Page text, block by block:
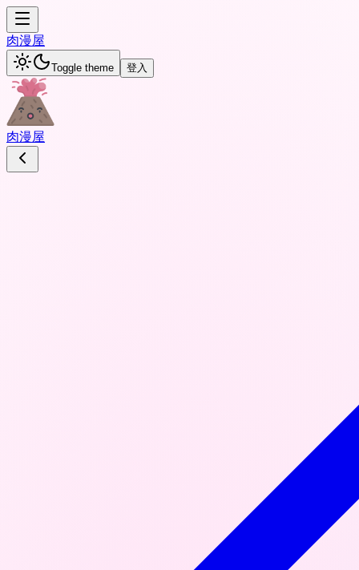
肉漫屋
Toggle theme 登入
肉漫屋